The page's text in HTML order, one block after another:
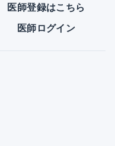
医師登録はこちら
医師ログイン